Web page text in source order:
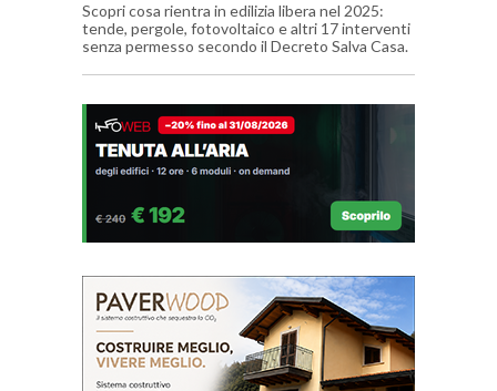
Scopri cosa rientra in edilizia libera nel 2025:
tende, pergole, fotovoltaico e altri 17 interventi
senza permesso secondo il Decreto Salva Casa.